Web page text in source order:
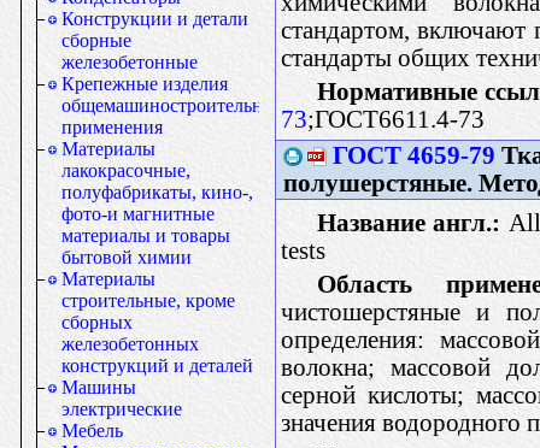
Конструкции и детали
сборные
железобетонные
Крепежные изделия
общемашиностроительного
применения
Материалы
лакокрасочные,
полуфабрикаты, кино-,
фото-и магнитные
материалы и товары
бытовой химии
Материалы
строительные, кроме
сборных
железобетонных
конструкций и деталей
Машины
электрические
Мебель
стандартом,
стандарты общих
Нормативные
73;ГОСТ6611.4-73
ГОСТ 4659-79
полушерстяные.
Название англ.:
tests
Область
чистошерстяные и
определения:
волокна; массовой
серной кислоты;
значения водородного